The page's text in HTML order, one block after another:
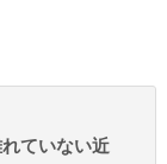
ていない近